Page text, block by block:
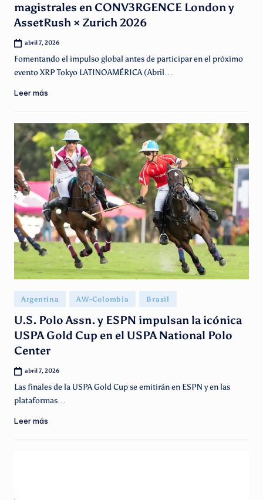
magistrales en CONV3RGENCE London y
AssetRush × Zurich 2026
abril 7, 2026
Fomentando el impulso global antes de participar en el próximo
evento XRP Tokyo LATINOAMÉRICA (Abril…
Leer más
Publicado
en
Argentina AW-Colombia Brasil
U.S. Polo Assn. y ESPN impulsan la icónica
USPA Gold Cup en el USPA National Polo
Center
abril 7, 2026
Las finales de la USPA Gold Cup se emitirán en ESPN y en las
plataformas…
Leer más